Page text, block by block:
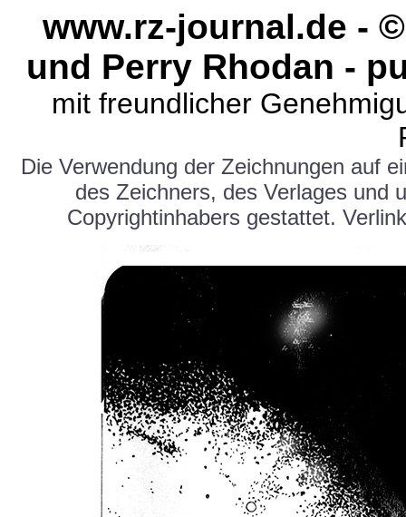
www.rz-journal.de -
und Perry Rhodan -
mit freundlicher
Die Verwendung der Zeichnungen auf
des Zeichners, des Verlages und
Copyrightinhabers gestattet.